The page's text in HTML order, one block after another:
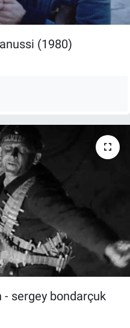
(1980)
- sergey bondarçuk